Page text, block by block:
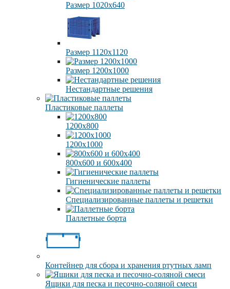
Размер 1020х640
Размер 1120х1120
Размер 1200х1000
Нестандартные решения
Пластиковые паллеты
1200х800
1200х1000
800х600 и 600х400
Гигиенические паллеты
Специализированные паллеты и решетки
Паллетные борта
Контейнер для сбора и хранения ртутных ламп
Ящики для песка и песочно-соляной смеси